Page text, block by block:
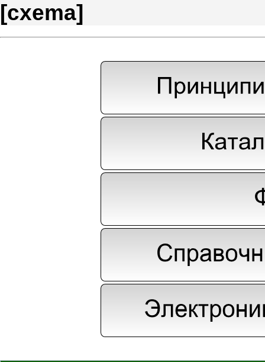
[cxema]